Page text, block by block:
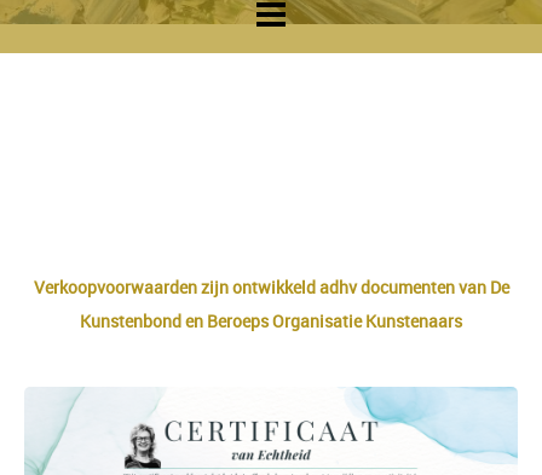
Verkoopvoorwaarden zijn ontwikkeld adhv documenten van De
Kunstenbond en Beroeps Organisatie Kunstenaars